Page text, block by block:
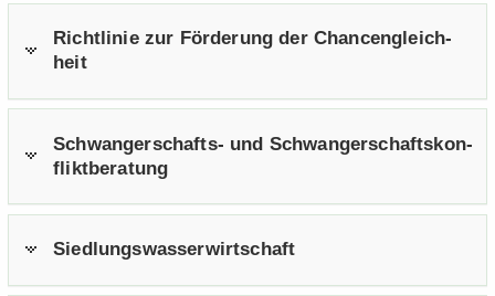
Richt­li­nie zur För­de­rung der Chan­cen­gleich­
heit
Schwangerschafts-​ und Schwan­ger­schafts­kon­
flikt­be­ra­tung
Sied­lungs­was­ser­wirt­schaft